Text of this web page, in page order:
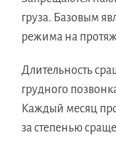
груза. Базовым
режима на
Длительность
грудного
Каждый месяц
за степенью